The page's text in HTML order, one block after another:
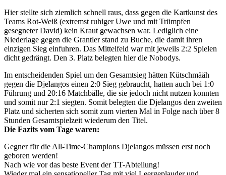
Hier stellte sich ziemlich schnell raus, dass gegen die Kartkunst des
Teams Rot-Weiß (extremst ruhiger Uwe und mit Trümpfen
gesegneter David) kein Kraut gewachsen war. Lediglich eine
Niederlage gegen die Grantler stand zu Buche, die damit ihren
einzigen Sieg einfuhren. Das Mittelfeld war mit jeweils 2:2 Spielen
dicht gedrängt. Den 3. Platz belegten hier die Nobodys.
Im entscheidenden Spiel um den Gesamtsieg hätten Kütschmääh
gegen die Djelangos einen 2:0 Sieg gebraucht, hatten auch bei 1:0
Führung und 20:16 Matchbälle, die sie jedoch nicht nutzen konnten
und somit nur 2:1 siegten. Somit belegten die Djelangos den zweiten
Platz und sicherten sich somit zum vierten Mal in Folge nach über 8
Stunden Gesamtspielzeit wiederum den Titel.
Die Fazits vom Tage waren:
Gegner für die All-Time-Champions Djelangos müssen erst noch
geboren werden!
Nach wie vor das beste Event der TT-Abteilung!